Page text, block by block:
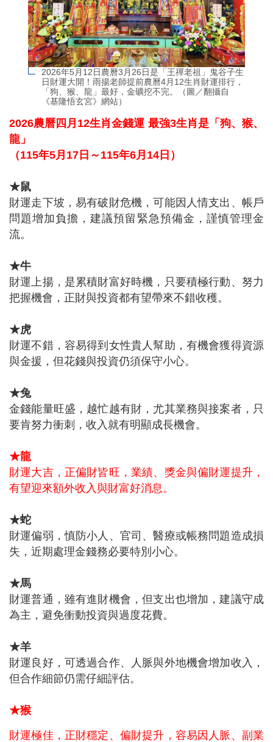
2026年5月12日農曆3月26日是「王禪老祖」鬼谷子生
日財運大開！雨揚老師提前農曆4月12生肖財運排行，
「狗、猴、龍」最好，金礦挖不完。（圖／翻攝自
《基隆悟玄宮》網站）
2026農曆四月12生肖金錢運 最強3生肖是「狗、猴、
龍」
（115年5月17 日～115年6月14 日）
★鼠
財運走下坡，易有破財危機，可能因人情支出、帳戶
問題增加負擔，建議預留緊急預備金，謹慎管理金
流。
★牛
財運上揚，是累積財富好時機，只要積極行動、努力
把握機會，正財與投資都有望帶來不錯收穫。
★虎
財運不錯，容易得到女性貴人幫助，有機會獲得資源
與金援，但花錢與投資仍須保守小心。
★兔
金錢能量旺盛，越忙越有財，尤其業務與接案者，只
要肯努力衝刺，收入就有明顯成長機會。
★龍
財運大吉，正偏財皆旺，業績、獎金與偏財運提升，
有望迎來額外收入與財富好消息。
★蛇
財運偏弱，慎防小人、官司、醫療或帳務問題造成損
失，近期處理金錢務必要特別小心。
★馬
財運普通，雖有進財機會，但支出也增加，建議守成
為主，避免衝動投資與過度花費。
★羊
財運良好，可透過合作、人脈與外地機會增加收入，
但合作細節仍需仔細評估。
★猴
財運極佳，正財穩定、偏財提升，容易因人脈、副業